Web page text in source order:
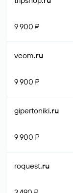
9 900 ₽
veom.ru
9 900 ₽
gipertoniki.ru
9 900 ₽
roquest.ru